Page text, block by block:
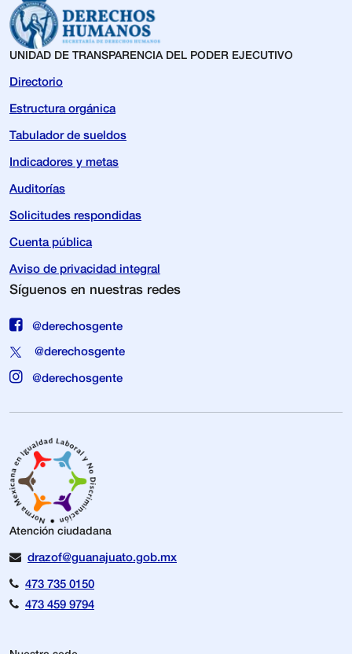
UNIDAD DE TRANSPARENCIA DEL PODER EJECUTIVO
Directorio
Estructura orgánica
Tabulador de sueldos
Indicadores y metas
Auditorías
Solicitudes respondidas
Cuenta pública
Aviso de privacidad integral
Síguenos en nuestras redes
@derechosgente
@derechosgente
@derechosgente
Atención ciudadana
drazof@guanajuato.gob.mx
473 735 0150
473 459 9794